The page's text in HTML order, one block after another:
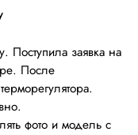
Поступила заявка на
После
фото и модель с